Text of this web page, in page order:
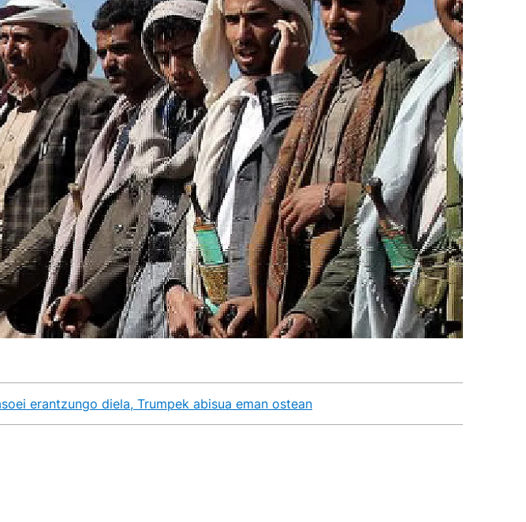
erantzungo diela, Trumpek abisua eman ostean